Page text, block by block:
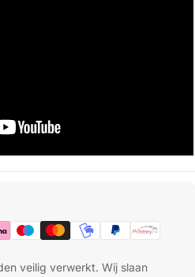
veilig verwerkt. Wij slaan
een vraag